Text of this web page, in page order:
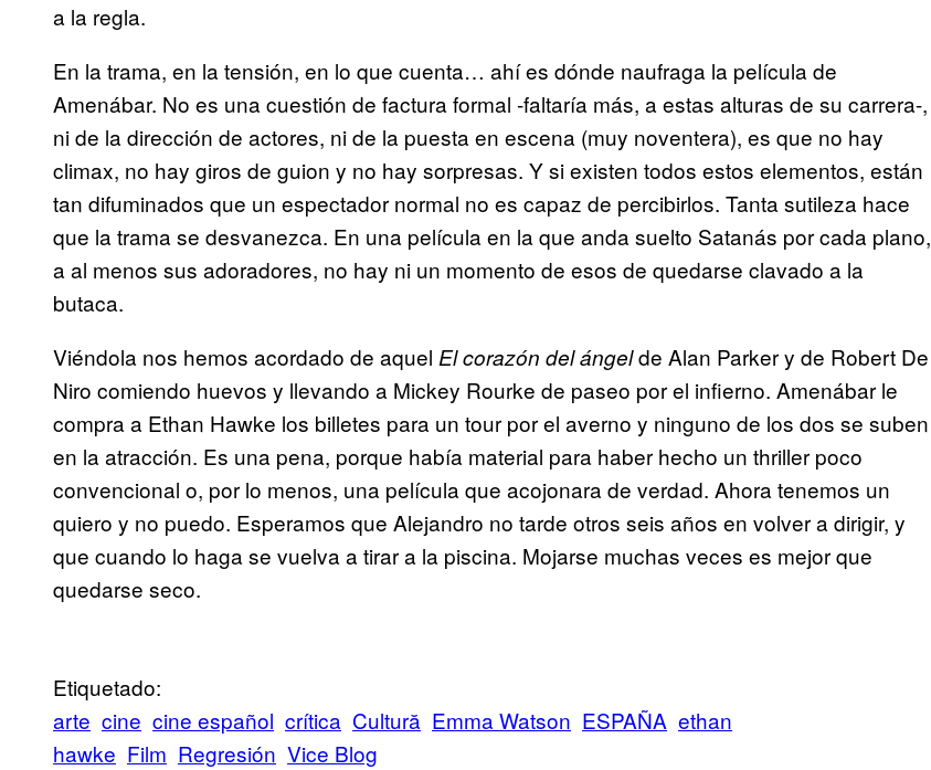
a la regla.
En la trama, en la tensión, en lo que cuenta… ahí es dónde naufraga la película de
Amenábar. No es una cuestión de factura formal -faltaría más, a estas alturas de su carrera-,
ni de la dirección de actores, ni de la puesta en escena (muy noventera), es que no hay
climax, no hay giros de guion y no hay sorpresas. Y si existen todos estos elementos, están
tan difuminados que un espectador normal no es capaz de percibirlos. Tanta sutileza hace
que la trama se desvanezca. En una película en la que anda suelto Satanás por cada plano,
a al menos sus adoradores, no hay ni un momento de esos de quedarse clavado a la
butaca.
Viéndola nos hemos acordado de aquel El corazón del ángelde Alan Parker y de Robert De
Niro comiendo huevos y llevando a Mickey Rourke de paseo por el infierno. Amenábar le
compra a Ethan Hawke los billetes para un tour por el averno y ninguno de los dos se suben
en la atracción. Es una pena, porque había material para haber hecho un thriller poco
convencional o, por lo menos, una película que acojonara de verdad. Ahora tenemos un
quiero y no puedo. Esperamos que Alejandro no tarde otros seis años en volver a dirigir, y
que cuando lo haga se vuelva a tirar a la piscina. Mojarse muchas veces es mejor que
quedarse seco.
Etiquetado:
arte cine cine español crítica Cultură Emma Watson ESPAÑA ethan
hawke Film Regresión Vice Blog